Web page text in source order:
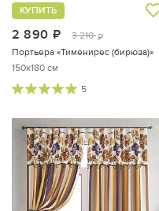
2 890 руб.
3 210 руб.
КУПИТЬ
Портьера «Тименирес (бирюза)»
150x180 см
5